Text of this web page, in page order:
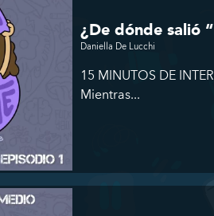
¿De dónde salió
Daniella De Lucchi
15 MINUTOS DE
Mientras...